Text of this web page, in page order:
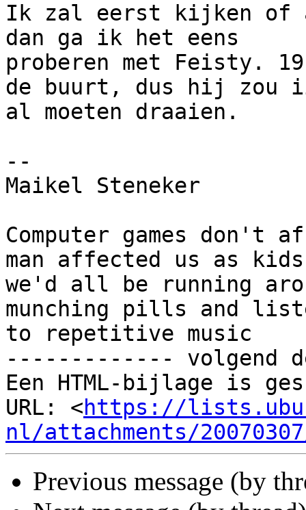
Ik zal eerst kijken of
dan ga ik het eens
proberen met Feisty.
de buurt, dus hij zou
al moeten draaien.
--
Maikel Steneker
Computer games
man affected us as
we'd all be running
munching pills and
to repetitive music
------------- volgend
Een HTML-bijlage is
URL: <https://
nl/attachments/
Previous message (by